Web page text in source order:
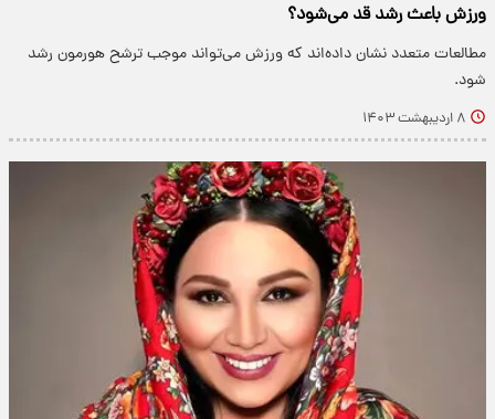
ورزش باعث رشد قد می‌شود؟
مطالعات متعدد نشان داده‌اند که ورزش می‌تواند موجب ترشح هورمون رشد
شود.
۸ اردیبهشت ۱۴۰۳